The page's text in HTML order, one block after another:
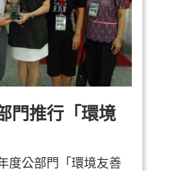
門推行「環境
度公部門「環境友善